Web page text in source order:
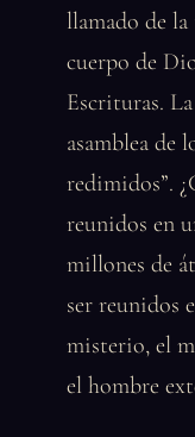
llamado de
cuerpo de
Escrituras.
asamblea de
redimidos”.
reunidos en
millones de
ser reunidos
misterio, el
el hombre